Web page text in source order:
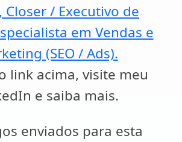
Closer / Executivo de
em Vendas e
(SEO / Ads).
link acima, visite meu
e saiba mais.
enviados para esta